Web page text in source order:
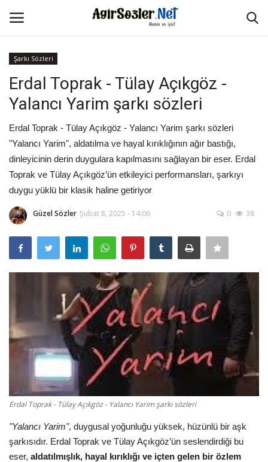
Anasayfa
İletişim
Aşk Sözleri
Güzel Sözler
Şarkı Sözleri
Ağır Sözler
Damar Sözler
Komik Sözler
ilahi sözleri
Dini Sözler
Günaydın Mesajları
Şarkı Sözleri
Erdal Toprak - Tülay Açıkgöz -
Yalancı Yarim şarkı sözleri
Erdal Toprak - Tülay Açıkgöz - Yalancı Yarim şarkı sözleri
"Yalancı Yarim", aldatılma ve hayal kırıklığının ağır bastığı,
dinleyicinin derin duygulara kapılmasını sağlayan bir eser. Erdal
Toprak ve Tülay Açıkgöz’ün etkileyici performansları, şarkıyı
duygu yüklü bir klasik haline getiriyor
Güzel Sözler Şubat 8, 2025 - 14:06 0 38
Erdal Toprak - Tülay Açıkgöz - Yalancı Yarim şarkı sözleri
"Yalancı Yarim", duygusal yoğunluğu yüksek, hüzünlü bir aşk
şarkısıdır. Erdal Toprak ve Tülay Açıkgöz’ün seslendirdiği bu
eser, aldatılmışlık, hayal kırıklığı ve içten gelen bir özlem